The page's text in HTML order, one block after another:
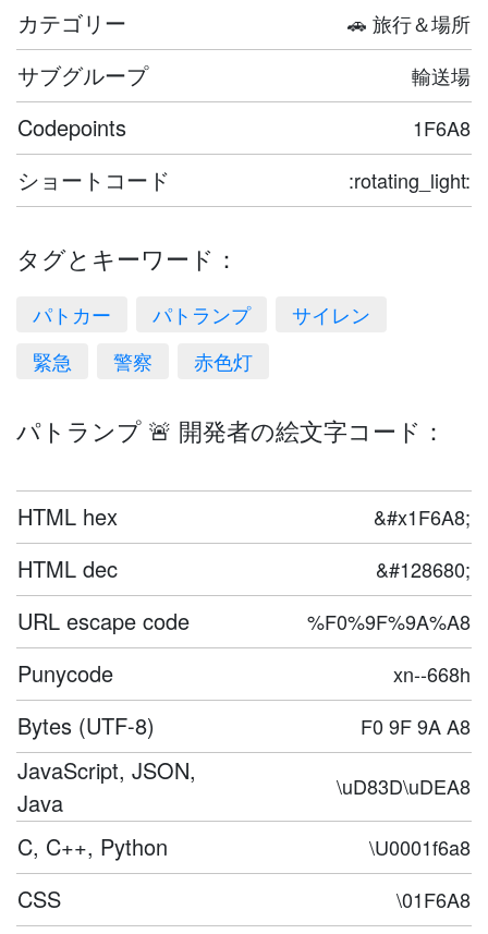
カテゴリー 🚗 旅行＆場所
サブグループ 輸送場
Codepoints 1F6A8
ショートコード :rotating_light:
タグとキーワード：
パトカー パトランプ
サイレン
緊急
警察 赤色灯
パトランプ 🚨 開発者の絵文字コード：
HTML hex &#x1F6A8;
HTML dec &#128680;
URL escape code %F0%9F%9A%A8
Punycode xn--668h
Bytes (UTF-8) F0 9F 9A A8
JavaScript, JSON,
Java
\uD83D\uDEA8
C, C++, Python \U0001f6a8
CSS \01F6A8